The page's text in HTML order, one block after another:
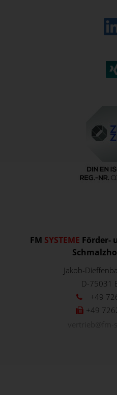
FM SYSTEME Förder-
Jakob-
D-75031
+49
+49